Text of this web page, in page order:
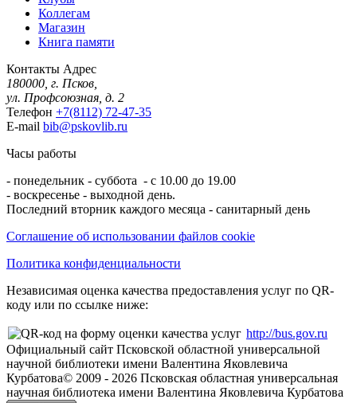
Коллегам
Магазин
Книга памяти
Контакты Адрес
180000, г. Псков,
ул. Профсоюзная, д. 2
Телефон +7(8112) 72-47-35
E-mail bib@pskovlib.ru
Часы работы
- понедельник - суббота - с 10.00 до 19.00
- воскресенье - выходной день.
Последний вторник каждого месяца - санитарный день
Соглашение об использовании файлов cookie
Политика конфиденциальности
Независимая оценка качества предоставления услуг по QR-
коду или по ссылке ниже:
http://bus.gov.ru
Официальный сайт Псковской областной универсальной
научной библиотеки имени Валентина Яковлевича
Курбатова© 2009 - 2026 Псковская областная универсальная
научная библиотека имени Валентина Яковлевича Курбатова